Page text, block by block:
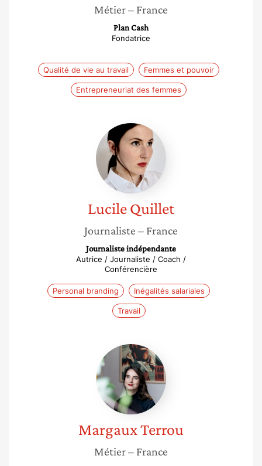
Métier– France
Plan Cash
Fondatrice
Qualité de vie au travail Femmes et pouvoir
Entrepreneuriat des femmes
Lucile
Quillet
LucileQuillet
Journaliste – France
Journaliste indépendante
Autrice / Journaliste / Coach /
Conférencière
Personal branding Inégalités salariales
Travail
Margaux
Terrou
MargauxTerrou
Métier– France